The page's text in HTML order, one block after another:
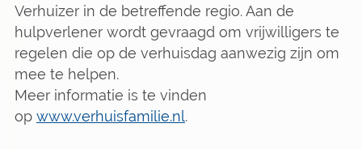
Verhuizer in de betreffende regio. Aan de
hulpverlener wordt gevraagd om vrijwilligers te
regelen die op de verhuisdag aanwezig zijn om
mee te helpen.
Meer informatie is te vinden
op www.verhuisfamilie.nl.